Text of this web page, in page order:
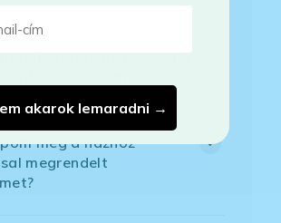
át a rendelésem, ha
meg a házhoz
megrendelt
Nem akarok lemaradni →